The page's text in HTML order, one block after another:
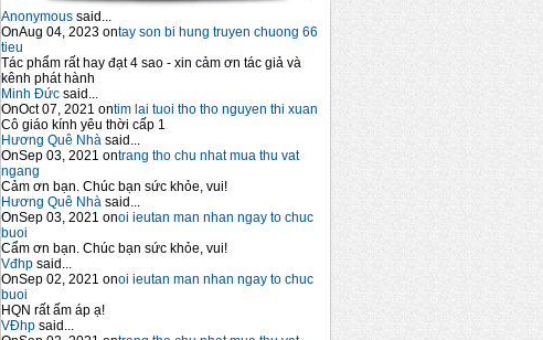
Anonymous said...
OnAug 04, 2023 ontay son bi hung truyen chuong 66
tieu
Tác phẩm rất hay đạt 4 sao - xin cảm ơn tác giả và
kênh phát hành
Minh Đức said...
OnOct 07, 2021 ontim lai tuoi tho tho nguyen thi xuan
Cô giáo kính yêu thời cấp 1
Hương Quê Nhà said...
OnSep 03, 2021 ontrang tho chu nhat mua thu vat
ngang
Cảm ơn bạn. Chúc bạn sức khỏe, vui!
Hương Quê Nhà said...
OnSep 03, 2021 onoi ieutan man nhan ngay to chuc
buoi
Cẩm ơn bạn. Chúc bạn sức khỏe, vui!
Vđhp said...
OnSep 02, 2021 onoi ieutan man nhan ngay to chuc
buoi
HQN rất ấm áp ạ!
VĐhp said...